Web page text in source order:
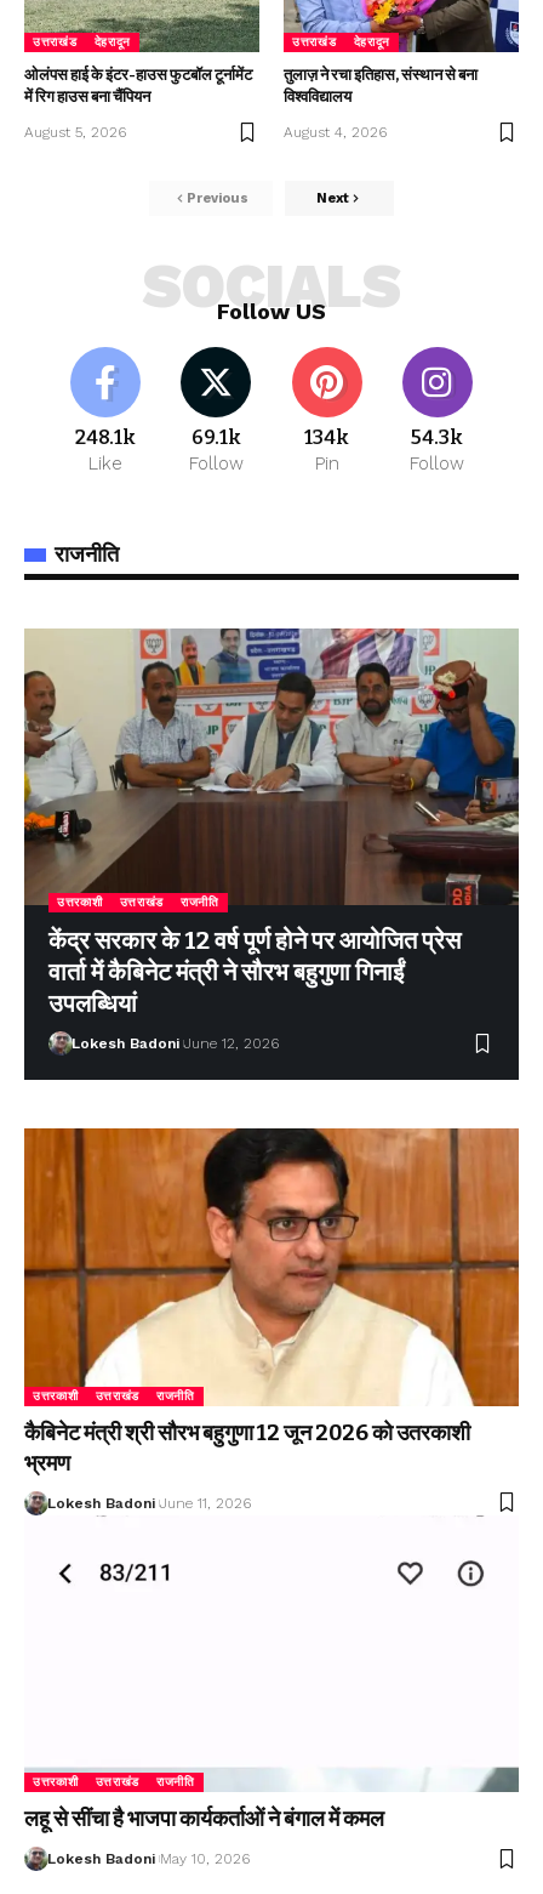
उत्तराखंड देहरादून
ओलंपस हाई के इंटर-हाउस फुटबॉल टूर्नामेंट
में रिग हाउस बना चैंपियन
August 5, 2026
उत्तराखंड देहरादून
तुलाज़ ने रचा इतिहास, संस्थान से बना
विश्वविद्यालय
August 4, 2026
Previous Next
Follow US
SOCIALS
248.1k
Like
69.1k
Follow
134k
Pin
54.3k
Follow
राजनीति
उत्तरकाशी उत्तराखंड राजनीति
केंद्र सरकार के 12 वर्ष पूर्ण होने पर आयोजित प्रेस
वार्ता में कैबिनेट मंत्री ने सौरभ बहुगुणा गिनाईं
उपलब्धियां
Lokesh Badoni June 12, 2026
उत्तरकाशी उत्तराखंड राजनीति
कैबिनेट मंत्री श्री सौरभ बहुगुणा 12 जून 2026 को उतरकाशी
भ्रमण
Lokesh Badoni June 11, 2026
उत्तरकाशी उत्तराखंड राजनीति
लहू से सींचा है भाजपा कार्यकर्ताओं ने बंगाल में कमल
Lokesh Badoni May 10, 2026